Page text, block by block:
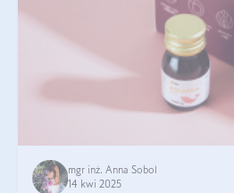
mgr inż. Anna Sobol
14 kwi 2025